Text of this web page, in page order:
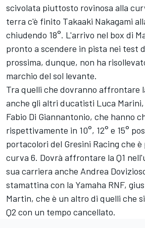
scivolata piuttosto rovinosa alla
terra c'è finito Takaaki Nakagami
chiudendo 18°. L'arrivo nel box di
pronto a scendere in pista nei test
prossima, dunque, non ha
marchio del sol levante.
Tra quelli che dovranno affrontare
anche gli altri ducatisti Luca Marini,
Fabio Di Giannantonio, che hanno
rispettivamente in 10°, 12° e 15°
portacolori del Gresini Racing che è
curva 6. Dovrà affrontare la Q1
sua carriera anche Andrea
stamattina con la Yamaha RNF,
Martin, che è un altro di quelli che
Q2 con un tempo cancellato.